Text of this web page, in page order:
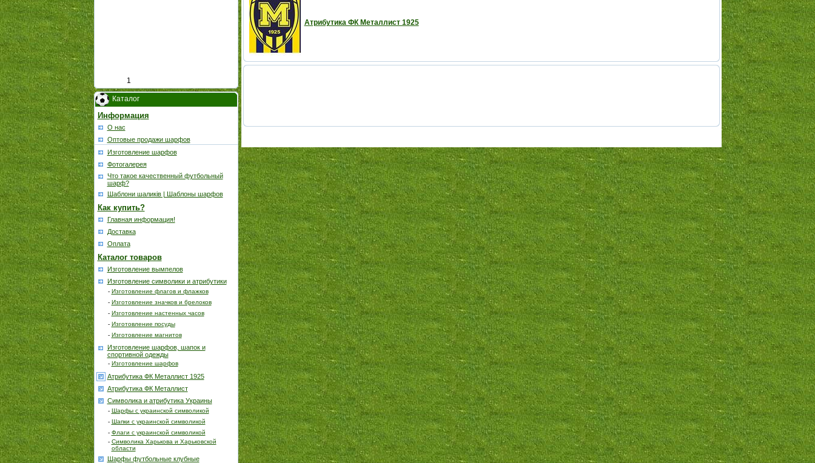
1
Каталог
Информация
О нас
Оптовые продажи шарфов
Изготовление шарфов
Фотогалерея
Что такое качественный футбольный
шарф?
Шаблони шаликів | Шаблоны шарфов
Как купить?
Главная информация!
Доставка
Оплата
Каталог товаров
Изготовление вымпелов
Изготовление символики и атрибутики
- Изготовление флагов и флажков
- Изготовление значков и брелоков
- Изготовление настенных часов
- Изготовление посуды
- Изготовление магнитов
Изготовление шарфов, шапок и
спортивной одежды
- Изготовление шарфов
Атрибутика ФК Металлист 1925
Атрибутика ФК Металлист
Символика и атрибутика Украины
- Шарфы с украинской символикой
- Шапки с украинской символикой
- Флаги с украинской символикой
- Символика Харькова и Харьковской
области
Шарфы футбольные клубные
Атрибутика ФК Металлист 1925